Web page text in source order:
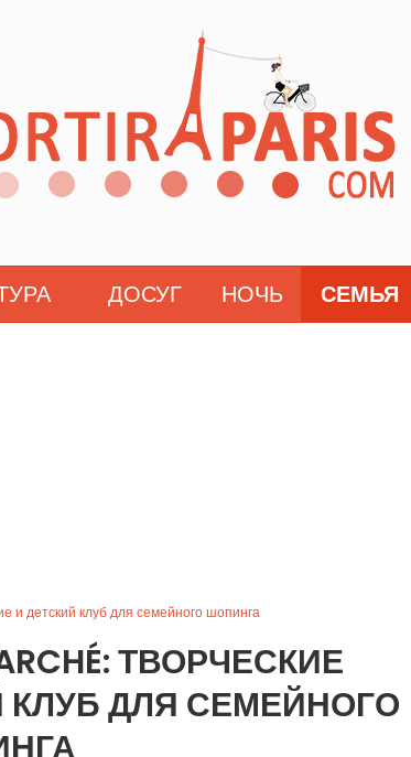
ДОСУГ НОЧЬ СЕМЬЯ
и детский клуб для семейного шопинга
ТВОРЧЕСКИЕ
КЛУБ ДЛЯ СЕМЕЙНОГО